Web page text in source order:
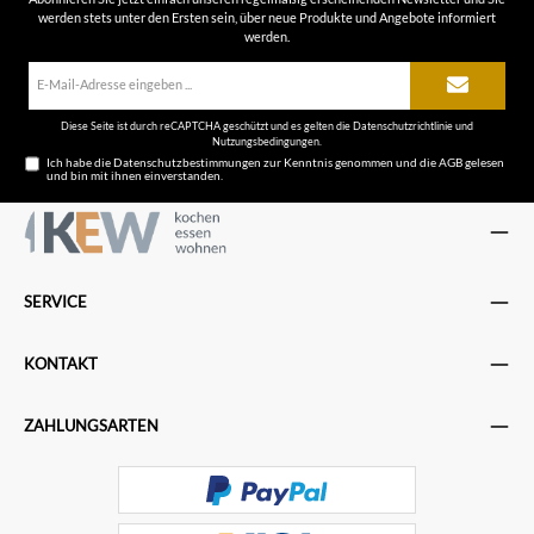
werden stets unter den Ersten sein, über neue Produkte und Angebote informiert
werden.
Diese Seite ist durch reCAPTCHA geschützt und es gelten dieDatenschutzrichtlinieund
Nutzungsbedingungen
Ich habe dieDatenschutzbestimmungen zur Kenntnis genommen und dieAGBgelesen
und bin mit ihnen einverstanden.
SERVICE
KONTAKT
ZAHLUNGSARTEN